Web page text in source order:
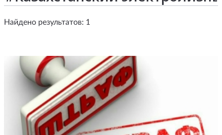
Найдено результатов: 1